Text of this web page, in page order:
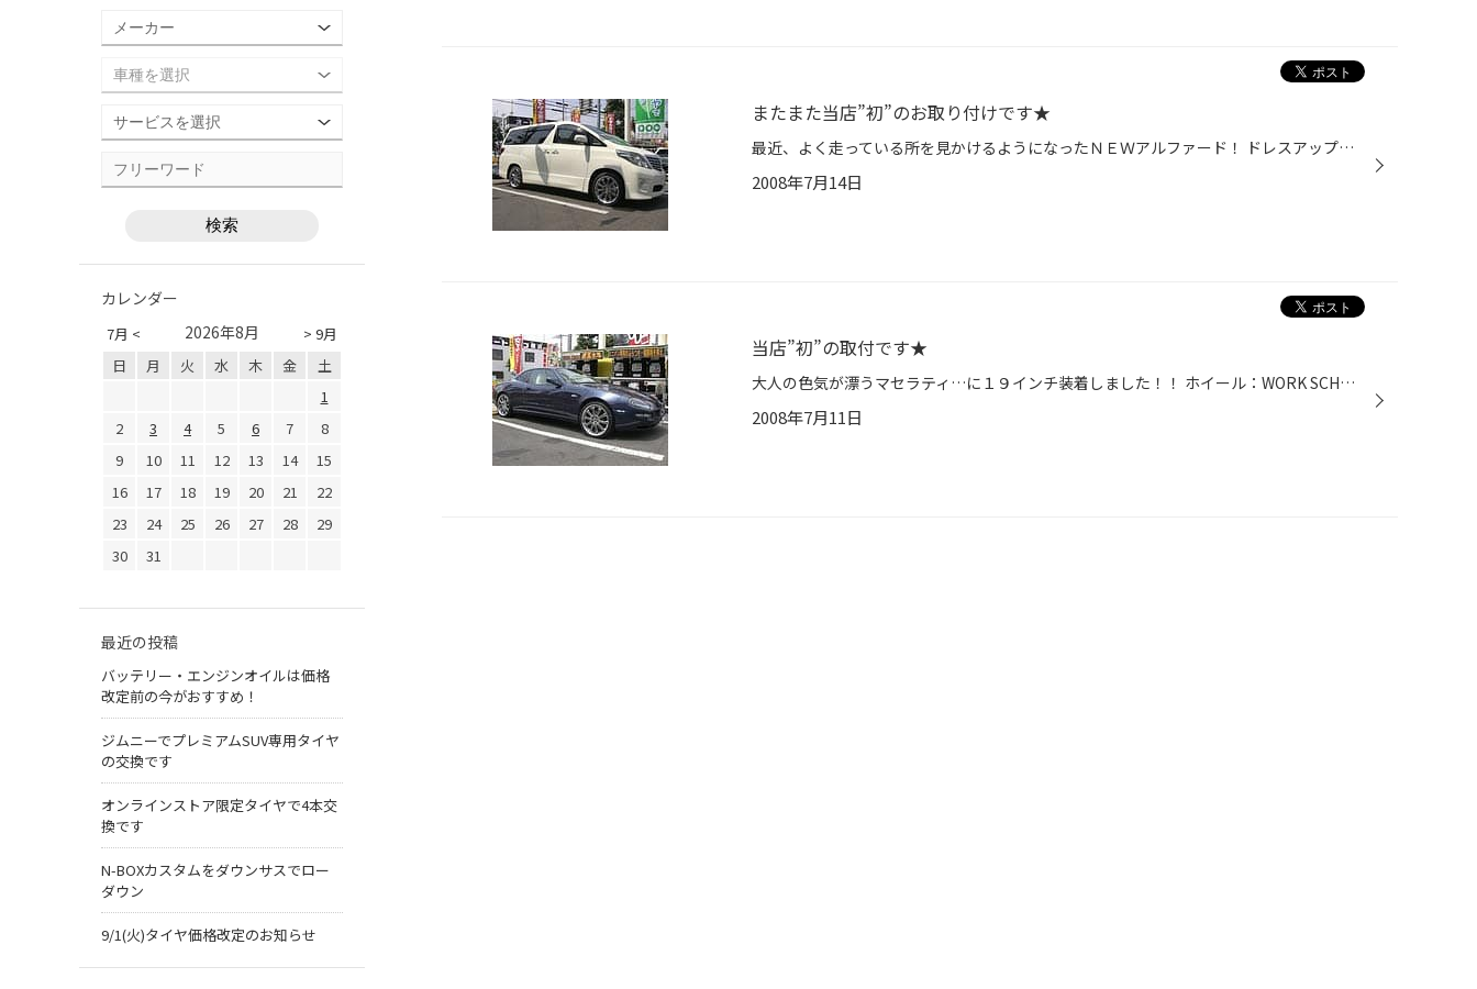
またまた当店”初”のお取り付けです★
最近、よく走っている所を見かけるようになったＮＥＷアルファード！ ドレスアップ志望の方も多くなっている中、さっそく当店でも１９インチ お取り付けさせて頂きました★ ホイール：ＷＯＲＫ ＳＣＨＷＥＲＴ ＳＣ１ （Ｆ）１９Ｘ８、０ＪＪ クリスタルシルバー （Ｒ）１９Ｘ９、０ＪＪ クリスタル...
2008年7月14日
当店”初”の取付です★
大人の色気が漂うマセラティ…に１９インチ装着しました！！ ホイール：WORK SCHWERT SC1 (F) １９X８．５JJ クリスタルシルバー (R) １９X１０．０JJ クリスタルシルバー タイヤ：ブリヂストン POTENZA RE050 (F) ２３５/３５R１９ (R) ２７５/３０R１９ なかなか装着できるホイールがなく、お客様...
2008年7月11日
カレンダー
7月 < > 9月
2026年8月
日 月 火 水 木 金
土
1
2
3 4 5 6 7
8
9
10 11 12 13 14
15
16
17 18 19 20 21
22
23
24 25 26 27 28
29
30
31
最近の投稿
バッテリー・エンジンオイルは価格
改定前の今がおすすめ！
ジムニーでプレミアムSUV専用タイヤ
の交換です
オンラインストア限定タイヤで4本交
換です
N-BOXカスタムをダウンサスでロー
ダウン
9/1(火)タイヤ価格改定のお知らせ